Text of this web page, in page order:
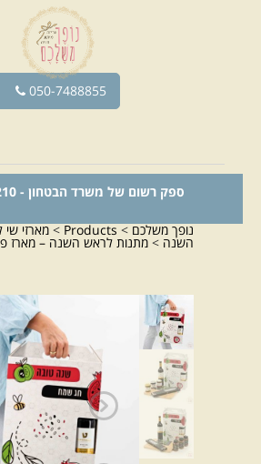
050-7488855
ספק רשום של משרד הבטחון - 0011024210
נופך משלכם>
Products
>מארזי שי
השנה > מתנות לראש השנה – מארז